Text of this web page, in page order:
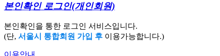
본인확인 로그인(개인회원)
본인확인을 통한 로그인 서비스입니다.
(단, 서울시 통합회원 가입 후 이용가능합니다.)